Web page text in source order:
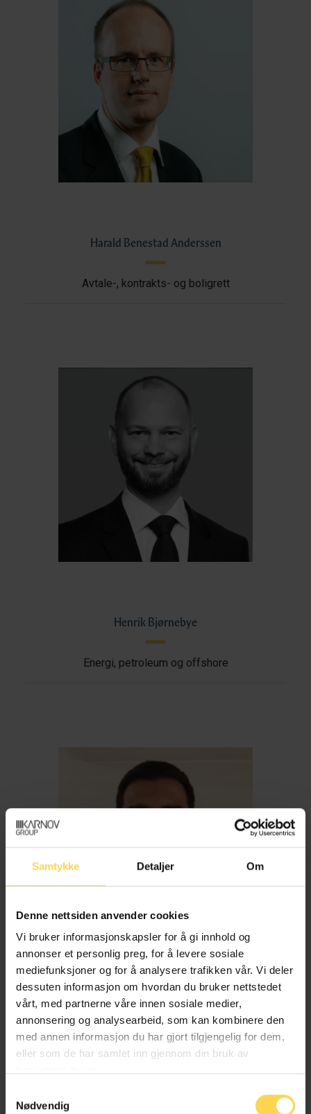
Samtykke Detaljer Om
Denne nettsiden anvender cookies
Vi bruker informasjonskapsler for å gi innhold og
annonser et personlig preg, for å levere sosiale
mediefunksjoner og for å analysere trafikken vår. Vi deler
dessuten informasjon om hvordan du bruker nettstedet
vårt, med partnerne våre innen sosiale medier,
annonsering og analysearbeid, som kan kombinere den
med annen informasjon du har gjort tilgjengelig for dem,
eller som de har samlet inn gjennom din bruk av
Nødvendig
Harald Benestad Anderssen
Avtale-, kontrakts- og boligrett
Henrik Bjørnebye
Energi, petroleum og offshore
Imran Haider
Trygderett og pensjonsrett